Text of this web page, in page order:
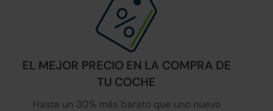
EL MEJOR PRECIO EN LA COMPRA DE
TU COCHE
Hasta un 30% más barato que uno nuevo